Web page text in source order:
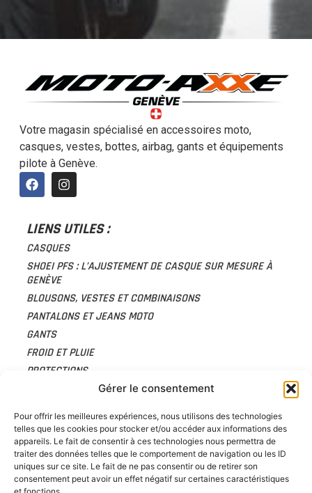
Gérer le consentement
Pour offrir les meilleures expériences, nous utilisons des technologies
telles que les cookies pour stocker et/ou accéder aux informations des
appareils. Le fait de consentir à ces technologies nous permettra de
traiter des données telles que le comportement de navigation ou les ID
uniques sur ce site. Le fait de ne pas consentir ou de retirer son
consentement peut avoir un effet négatif sur certaines caractéristiques
Votre magasin spécialisé en accessoires moto,
casques, vestes, bottes, airbag, gants et équipements
pilote à Genève.
LIENS UTILES :
CASQUES
SHOEI PFS : L’AJUSTEMENT DE CASQUE SUR MESURE À
GENÈVE
BLOUSONS, VESTES ET COMBINAISONS
PANTALONS ET JEANS MOTO
GANTS
FROID ET PLUIE
PROTECTIONS
CHAUSSURES
CARTE CADEAU
ACTUALITÉS
À PROPOS